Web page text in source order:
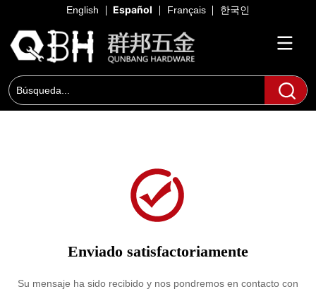
English Español Français 한국인
Enviado satisfactoriamente
Su mensaje ha sido recibido y nos pondremos en contacto con